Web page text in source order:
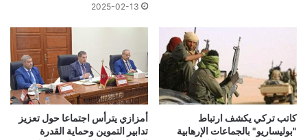
2025-02-13
كاتب تركي يكشف ارتباط
"بوليساريو" بالجماعات الإرهابية
أمزازي يترأس اجتماعا حول تعزيز
تدابير التموين وحماية القدرة